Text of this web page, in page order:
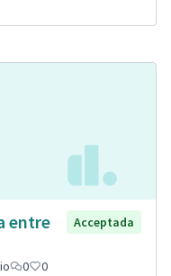
entre
Acceptada
0 0